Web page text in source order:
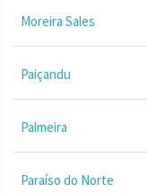
Moreira Sales
Paiçandu
Palmeira
Paraíso do Norte